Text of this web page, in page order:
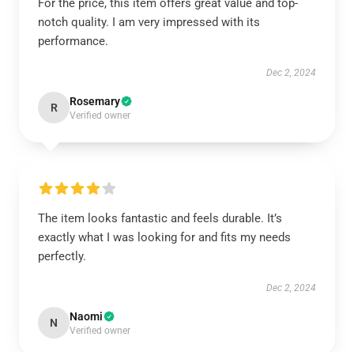
For the price, this item offers great value and top-
notch quality. I am very impressed with its
performance.
Dec 2, 2024
R Rosemary
Verified owner
The item looks fantastic and feels durable. It’s
exactly what I was looking for and fits my needs
perfectly.
Dec 2, 2024
N Naomi
Verified owner